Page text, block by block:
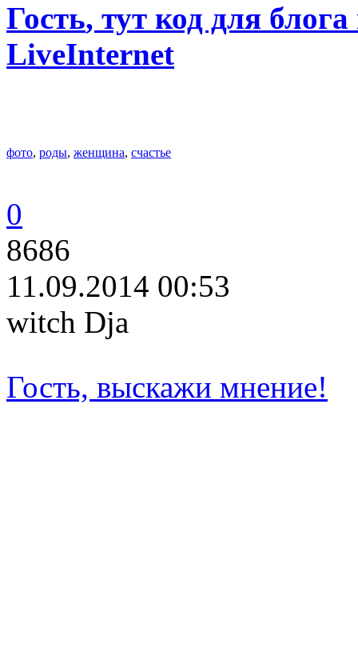
Гость, тут код для
LiveInternet
фото, роды, женщина, счастье
0
8686
11.09.2014 00:53
witch Dja
Гость, выскажи мнение!